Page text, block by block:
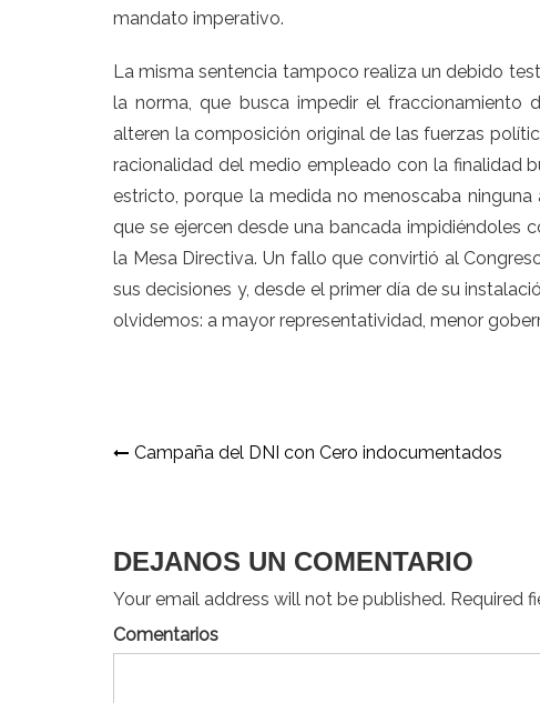
mandato imperativo.
La misma sentencia tampoco realiza un debido
la norma, que busca impedir el fraccionamiento
alteren la composición original de las fuerzas
racionalidad del medio empleado con la finalidad
estricto, porque la medida no menoscaba
que se ejercen desde una bancada impidiéndoles
la Mesa Directiva. Un fallo que convirtió al
sus decisiones y, desde el primer día de su
olvidemos: a mayor representatividad, menor
Navegación
Campaña del DNI con Cero indocumentados
DEJANOS UN COMENTARIO
Your email address will not be published. Required
Comentarios